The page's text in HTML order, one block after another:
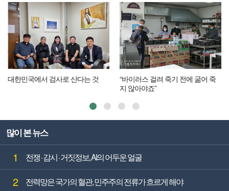
대한민국에서 검사로 산다는 것
“바이러스 걸려 죽기 전에 굶어 죽
지 않아야죠”
많이 본 뉴스
1 전쟁 · 감시 · 거짓정보, AI의 어두운 얼굴
2 전력망은 국가의 혈관, 민주주의 전류가 흐르게 해야